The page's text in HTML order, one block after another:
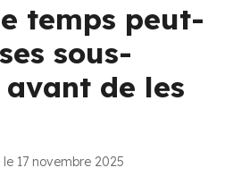
temps peut-
sous-
de les
le 17 novembre 2025